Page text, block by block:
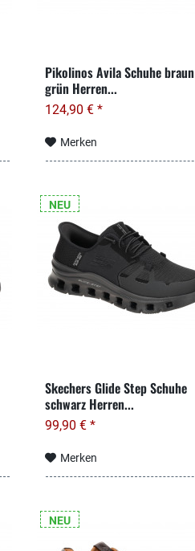
Pikolinos Avila Schuhe braun
grün Herren...
124,90 € *
Merken
NEU
Skechers Glide Step Schuhe
schwarz Herren...
99,90 € *
Merken
NEU